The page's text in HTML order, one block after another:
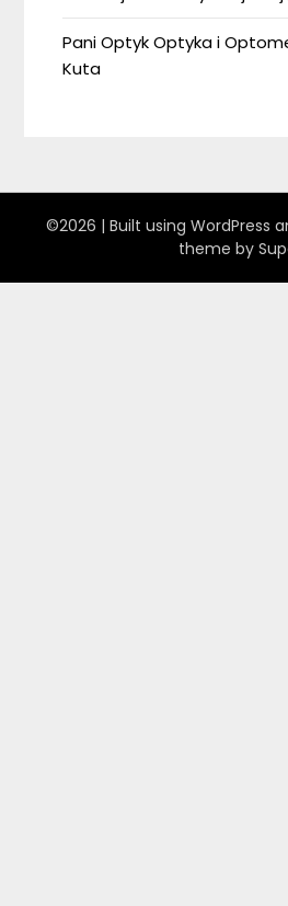
Pani Optyk Optyka i
Kuta
©2026 | Built using WordPress
theme by